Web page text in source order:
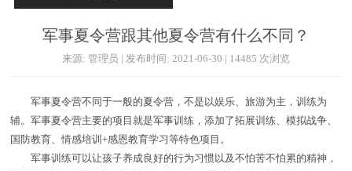
军事夏令营跟其他夏令营有什么不同？
来源: 管理员 | 发布时间: 2021-06-30 | 14485 次浏览
军事夏令营不同于一般的夏令营，不是以娱乐、旅游为主，训练为
辅。军事夏令营主要的项目就是军事训练，添加了拓展训练、模拟战争、
国防教育、情感培训+感恩教育学习等特色项目。
军事训练可以让孩子养成良好的行为习惯以及不怕苦不怕累的精神，